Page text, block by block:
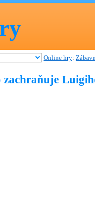
Online hry: